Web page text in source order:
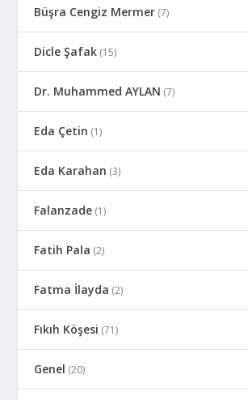
Büşra Cengiz Mermer (7)
Dicle Şafak (15)
Dr. Muhammed AYLAN (7)
Eda Çetin (1)
Eda Karahan (3)
Falanzade (1)
Fatih Pala (2)
Fatma İlayda (2)
Fıkıh Köşesi (71)
Genel (20)